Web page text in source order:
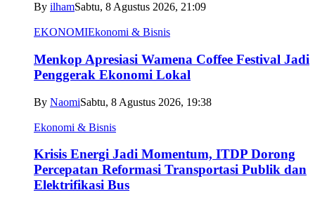
By ilhamSabtu, 8 Agustus 2026, 21:09
EKONOMIEkonomi & Bisnis
Menkop Apresiasi Wamena Coffee Festival Jadi
Penggerak Ekonomi Lokal
By NaomiSabtu, 8 Agustus 2026, 19:38
Ekonomi & Bisnis
Krisis Energi Jadi Momentum, ITDP Dorong
Percepatan Reformasi Transportasi Publik dan
Elektrifikasi Bus